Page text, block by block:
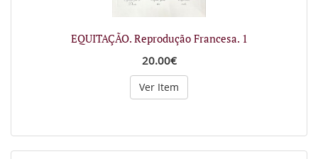
EQUITAÇÃO. Reprodução Francesa. 1
20.00€
Ver Item